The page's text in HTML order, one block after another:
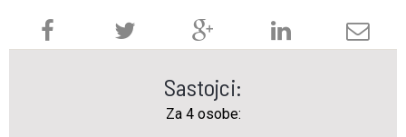
Sastojci:
Za 4 osobe: